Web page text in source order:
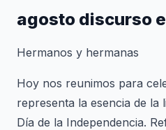
agosto discurso
Hermanos y hermanas
Hoy nos reunimos para
representa la esencia de la
Día de la Independencia.